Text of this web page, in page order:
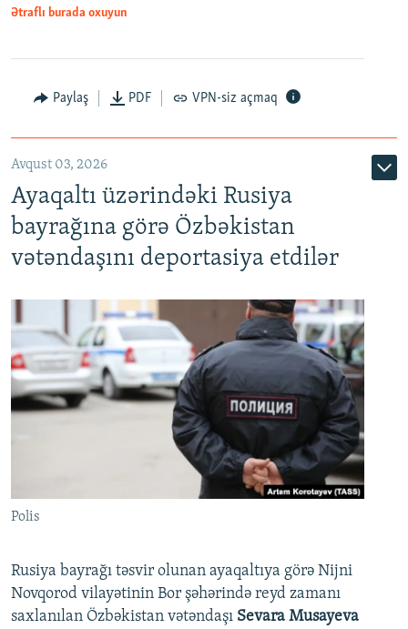
Ətraflı burada oxuyun
Paylaş PDF VPN-siz açmaq
Avqust 03, 2026
Ayaqaltı üzərindəki Rusiya
bayrağına görə Özbəkistan
vətəndaşını deportasiya etdilər
Polis
Rusiya bayrağı təsvir olunan ayaqaltıya görə Nijni
Novqorod vilayətinin Bor şəhərində reyd zamanı
saxlanılan Özbəkistan vətəndaşı Sevara Musayeva